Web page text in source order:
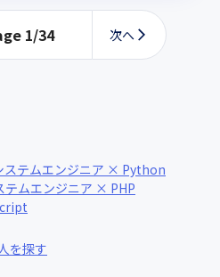
1/34 次へ
ステムエンジニア × Python
テムエンジニア × PHP
を探す